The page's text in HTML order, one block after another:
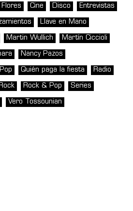
Flores Cine Disco Entrevistas
Llave en Mano
Martin Wullich Martín Ciccioli
Nancy Pazos
Pop Quién paga la fiesta Radio
Rock Rock & Pop Series
Vero Tossounian